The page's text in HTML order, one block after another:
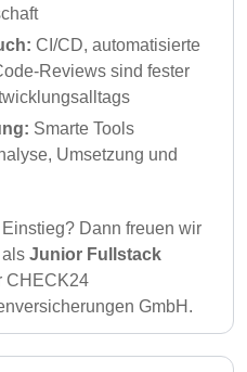
CI/CD, automatisierte
Reviews sind fester
Smarte Tools
Umsetzung und
Dann freuen wir
Junior Fullstack
CHECK24
GmbH.